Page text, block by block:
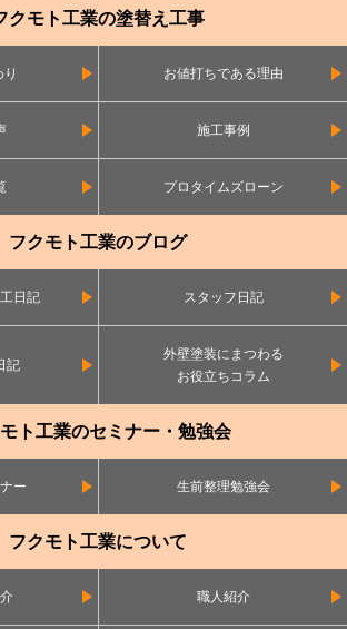
クモト工業の塗替え工事
お値打ちである理由
施工事例
プロタイムズローン
フクモト工業のブログ
日記 スタッフ日記
記
外壁塗装にまつわる
お役立ちコラム
ト工業のセミナー・勉強会
ー 生前整理勉強会
フクモト工業について
職人紹介